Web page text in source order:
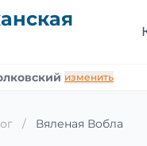
изменить
/ Вяленая Вобла